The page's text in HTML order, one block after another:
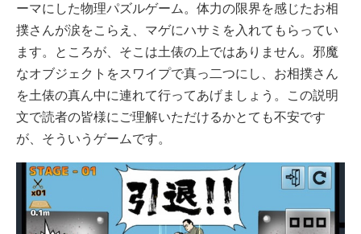
ーマにした物理パズルゲーム。体力の限界を感じたお相
撲さんが涙をこらえ、マゲにハサミを入れてもらってい
ます。ところが、そこは土俵の上ではありません。邪魔
なオブジェクトをスワイプで真っ二つにし、お相撲さん
を土俵の真ん中に連れて行ってあげましょう。この説明
文で読者の皆様にご理解いただけるかとても不安です
が、そういうゲームです。